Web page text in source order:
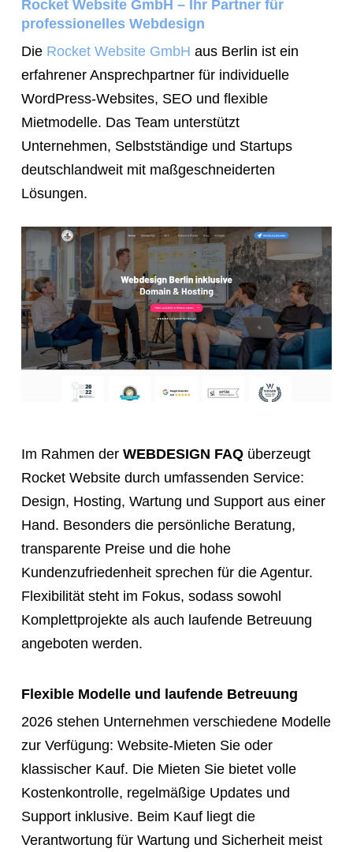
Rocket Website GmbH – Ihr Partner für
professionelles Webdesign
Die Rocket Website GmbH aus Berlin ist ein
erfahrener Ansprechpartner für individuelle
WordPress-Websites, SEO und flexible
Mietmodelle. Das Team unterstützt
Unternehmen, Selbstständige und Startups
deutschlandweit mit maßgeschneiderten
Lösungen.
Im Rahmen der WEBDESIGN FAQüberzeugt
Rocket Website durch umfassenden Service:
Design, Hosting, Wartung und Support aus einer
Hand. Besonders die persönliche Beratung,
transparente Preise und die hohe
Kundenzufriedenheit sprechen für die Agentur.
Flexibilität steht im Fokus, sodass sowohl
Komplettprojekte als auch laufende Betreuung
angeboten werden.
Flexible Modelle und laufende Betreuung
2026 stehen Unternehmen verschiedene Modelle
zur Verfügung: Website-Mieten Sie oder
klassischer Kauf. Die Mieten Sie bietet volle
Kostenkontrolle, regelmäßige Updates und
Support inklusive. Beim Kauf liegt die
Verantwortung für Wartung und Sicherheit meist